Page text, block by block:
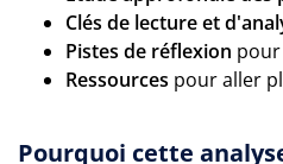
Clés de lecture et
Pistes de réflexion pour
Ressources pour aller
Pourquoi cette